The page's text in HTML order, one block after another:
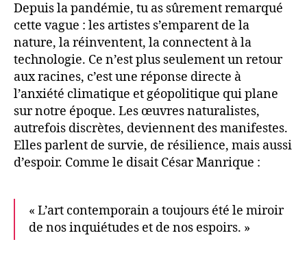
Depuis la pandémie, tu as sûrement remarqué
cette vague : les artistes s’emparent de la
nature, la réinventent, la connectent à la
technologie. Ce n’est plus seulement un retour
aux racines, c’est une réponse directe à
l’anxiété climatique et géopolitique qui plane
sur notre époque. Les œuvres naturalistes,
autrefois discrètes, deviennent des manifestes.
Elles parlent de survie, de résilience, mais aussi
d’espoir. Comme le disait César Manrique :
« L’art contemporain a toujours été le miroir
de nos inquiétudes et de nos espoirs. »